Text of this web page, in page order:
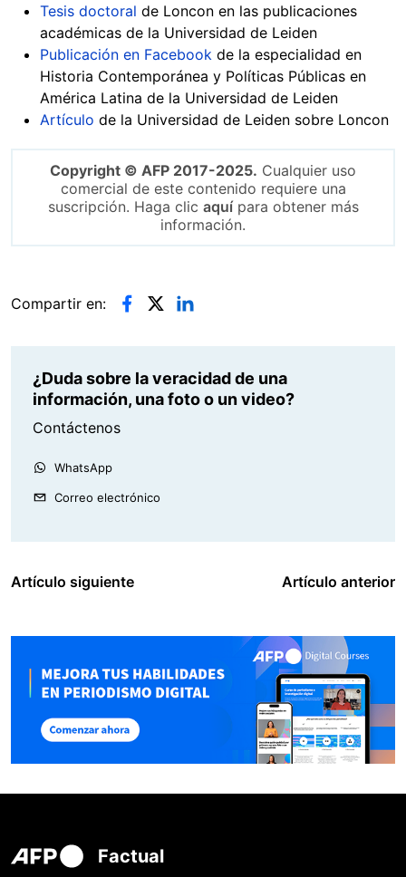
Tesis doctoral de Loncon en las publicaciones
académicas de la Universidad de Leiden
Publicación en Facebook de la especialidad en
Historia Contemporánea y Políticas Públicas en
América Latina de la Universidad de Leiden
Artículo de la Universidad de Leiden sobre Loncon
Copyright © AFP 2017-2025. Cualquier uso
comercial de este contenido requiere una
suscripción. Haga clic aquípara obtener más
información.
Compartir en:
¿Duda sobre la veracidad de una
información, una foto o un video?
Contáctenos
WhatsApp
Correo electrónico
Artículo siguiente Artículo anterior
Factual